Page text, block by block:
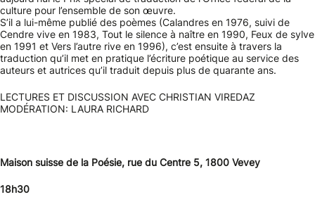
culture pour l’ensemble de son œuvre.
S’il a lui-même publié des poèmes (Calandres en 1976, suivi de
Cendre vive en 1983, Tout le silence à naître en 1990, Feux de sylve
en 1991 et Vers l’autre rive en 1996), c’est ensuite à travers la
traduction qu’il met en pratique l’écriture poétique au service des
auteurs et autrices qu’il traduit depuis plus de quarante ans.
LECTURES ET DISCUSSION AVEC CHRISTIAN VIREDAZ
MODÉRATION: LAURA RICHARD
Maison suisse de la Poésie, rue du Centre 5, 1800 Vevey
18h30